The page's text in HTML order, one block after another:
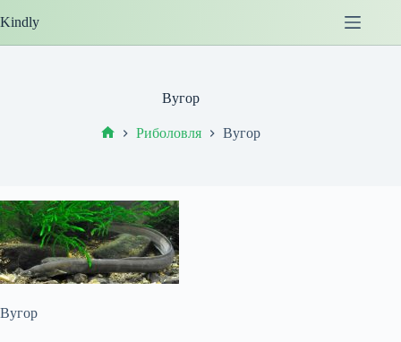
до
Kindly
Вугор
Риболовля Вугор
Вугор